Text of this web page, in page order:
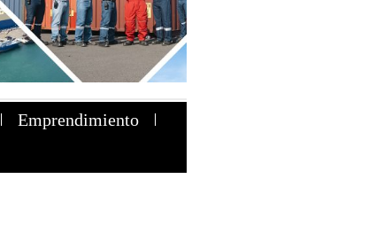
Emprendimiento